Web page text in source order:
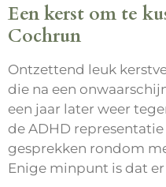
Een kerst om te
Cochrun
Ontzettend leuk
die na een
een jaar later weer
de ADHD
gesprekken rondom
Enige minpunt is dat